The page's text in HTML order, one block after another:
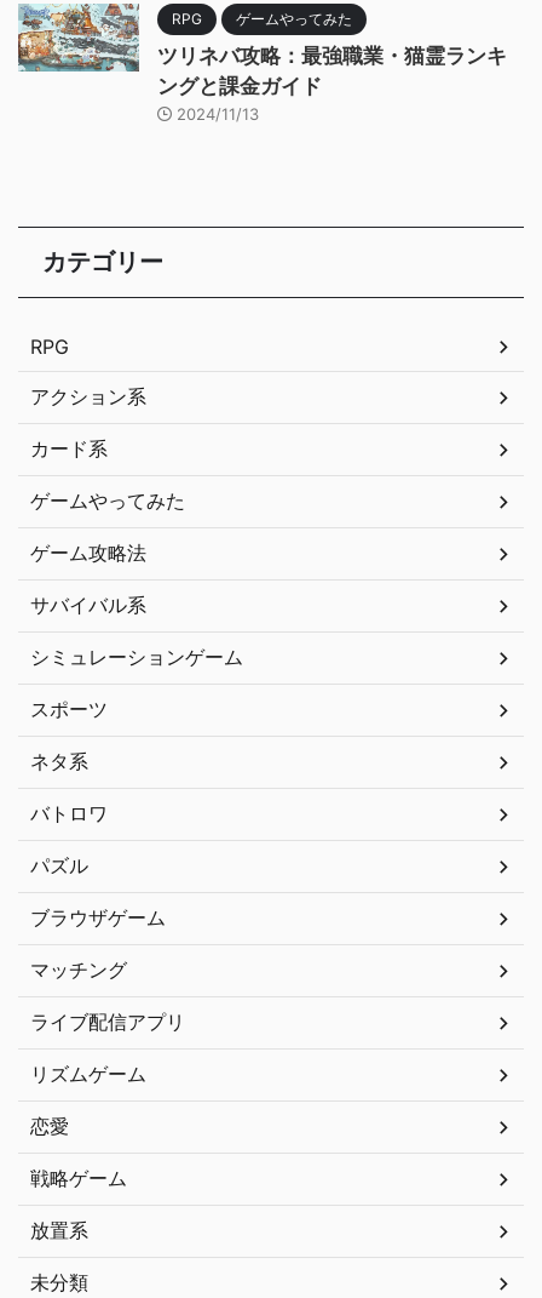
RPG ゲームやってみた
ツリネバ攻略：最強職業・猫霊ランキ
ングと課金ガイド
2024/11/13
カテゴリー
RPG
アクション系
カード系
ゲームやってみた
ゲーム攻略法
サバイバル系
シミュレーションゲーム
スポーツ
ネタ系
バトロワ
パズル
ブラウザゲーム
マッチング
ライブ配信アプリ
リズムゲーム
恋愛
戦略ゲーム
放置系
未分類